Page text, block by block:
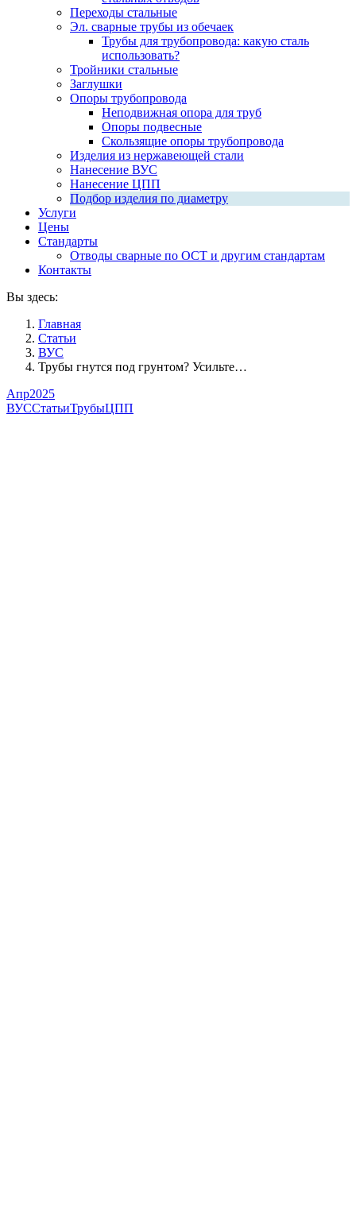
Переходы стальные
Эл. сварные трубы из обечаек
Трубы для трубопровода: какую сталь
использовать?
Тройники стальные
Заглушки
Опоры трубопровода
Неподвижная опора для труб
Опоры подвесные
Скользящие опоры трубопровода
Изделия из нержавеющей стали
Нанесение ВУС
Нанесение ЦПП
Подбор изделия по диаметру
Услуги
Цены
Стандарты
Отводы сварные по ОСТ и другим стандартам
Контакты
Вы здесь:
Главная
Статьи
ВУС
Трубы гнутся под грунтом? Усильте…
Апр2025
ВУССтатьиТрубыЦПП